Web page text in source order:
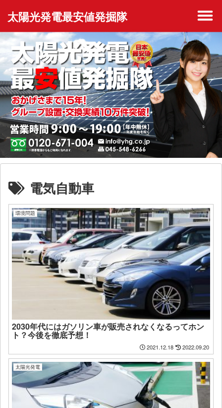
太陽光発電最安値発掘隊
電気自動車
環境問題
2030年代にはガソリン車が販売されなくなるってホン
ト？今後を徹底予想！
2021.12.18 2022.09.20
太陽光発電